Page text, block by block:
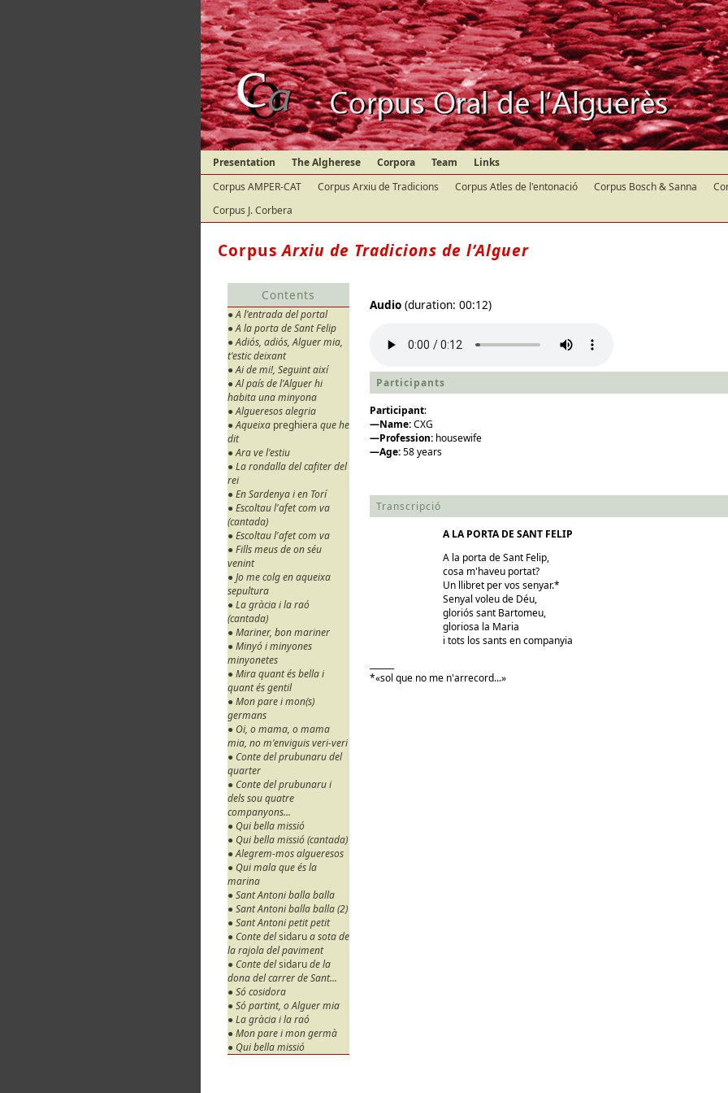
Presentation The Algherese Corpora Team
Links
Corpus AMPER-CAT
Corpus Arxiu de Tradicions Corpus Atles de l'entonació Corpus Bosch & Sanna
Corpus J. Corbera
CorpusArxiu de Tradicions de l’Alguer
Contents
● A l'entrada del portal
● A la porta de Sant Felip
● Adiós, adiós, Alguer mia,
t'estic deixant
● Ai de mi!, Seguint així
● Al país de l'Alguer hi
habita una minyona
● Algueresos alegria
● Aqueixa preghiera que he
dit
● Ara ve l'estiu
● La rondalla del cafiter del
rei
● En Sardenya i en Torí
● Escoltau l'afet com va
(cantada)
● Escoltau l'afet com va
● Fills meus de on séu
venint
● Jo me colg en aqueixa
sepultura
● La gràcia i la raó
(cantada)
● Mariner, bon mariner
● Minyó i minyones
minyonetes
● Mira quant és bella i
quant és gentil
● Mon pare i mon(s)
germans
● Oi, o mama, o mama
mia, no m'enviguis veri-veri
● Conte del prubunaru del
quarter
● Conte del prubunaru i
dels sou quatre
companyons...
● Qui bella missió
● Qui bella missió (cantada)
● Alegrem-mos algueresos
● Qui mala que és la
marina
● Sant Antoni balla balla
● Sant Antoni balla balla (2)
● Sant Antoni petit petit
● Conte delsidarua sota de
la rajola del paviment
● Conte delsidarude la
dona del carrer de Sant...
● Só cosidora
● Só partint, o Alguer mia
● La gràcia i la raó
● Mon pare i mon germà
● Qui bella missió
Audio (duration: 00:12)
Participants
Participant:
—Name:CXG
—Profession: housewife
—Age:58 years
Transcripció
A LA PORTA DE SANT FELIP
A la porta de Sant Felip,
cosa m'haveu portat?
Un llibret per vos senyar.*
Senyal voleu de Déu,
gloriós sant Bartomeu,
gloriosa la Maria
i tots los sants en companyia
*«sol que no me n'arrecord...»